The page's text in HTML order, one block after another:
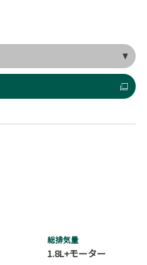
総排気量
1.8L+モーター